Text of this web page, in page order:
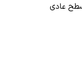
عادی